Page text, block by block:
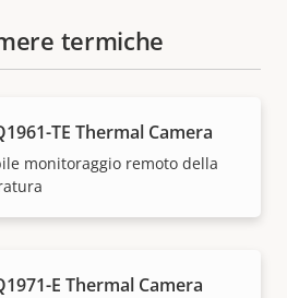
termiche
TE Thermal Camera
monitoraggio remoto della
E Thermal Camera